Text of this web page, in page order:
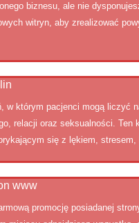
biznesu, ale nie
witryn, aby zrealizować
w którym pacjenci mogą liczyć
relacji oraz seksualności. Ten
się z lękiem,
www
promocję posiadanej